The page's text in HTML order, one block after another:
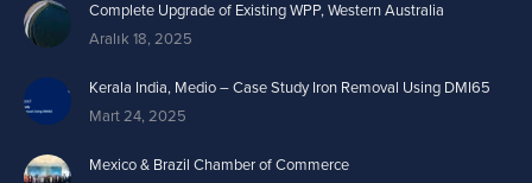
Complete Upgrade of Existing WPP, Western Australia
Aralık 18, 2025
Kerala India, Medio – Case Study Iron Removal Using DMI65
Mart 24, 2025
Mexico & Brazil Chamber of Commerce